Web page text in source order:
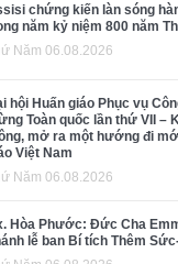
chứng kiến làn sóng
năm kỷ niệm 800 năm
Năm 06.08.2026
hội Huấn giáo Phục vụ
Toàn quốc lần thứ VII –
mở ra một hướng đi
Việt Nam
Năm 06.08.2026
Hòa Phước: Đức Cha
lễ ban Bí tích Thêm